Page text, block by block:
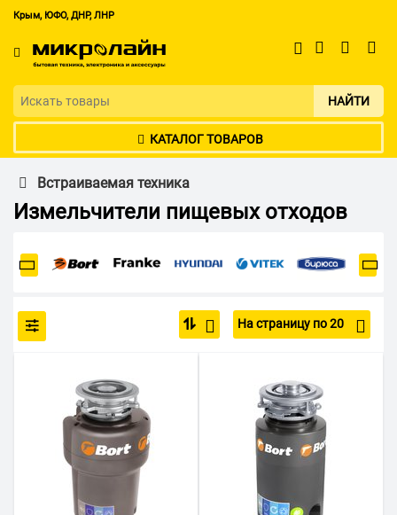
Крым, ЮФО, ДНР, ЛНР
НАЙТИ
КАТАЛОГ ТОВАРОВ
Встраиваемая техника
Измельчители пищевых отходов
На страницу по 20